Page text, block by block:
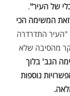
של העיר".
המשימה הכי
"העיר התדרדרה
מהסיבה שלא
הגב' בלוך
נוספות